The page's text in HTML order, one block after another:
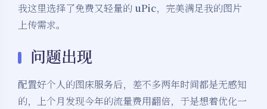
我这里选择了免费又轻量的 uPic，完美满足我的图片
上传需求。
问题出现
配置好个人的图床服务后，差不多两年时间都是无感知
的，上个月发现今年的流量费用翻倍，于是想着优化一